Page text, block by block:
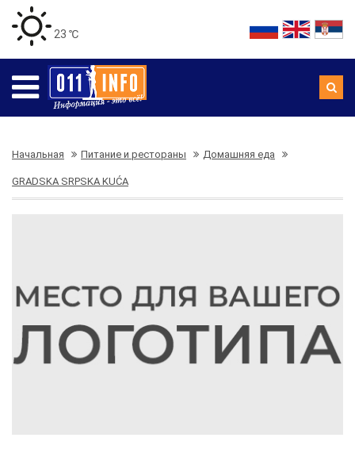
23 ℃
Начальная Питание и рестораны Домашняя еда
GRADSKA SRPSKA KUĆA